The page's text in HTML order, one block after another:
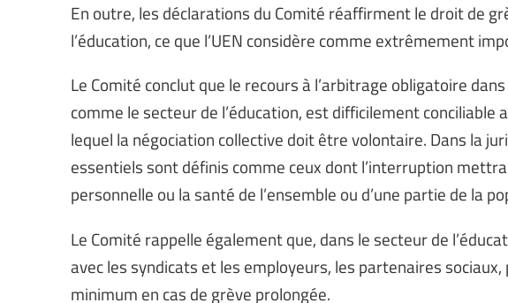
En outre, les déclarations du Comité réaffirment le droit de
l’éducation, ce que l’UEN considère comme extrêmement
Le Comité conclut que le recours à l’arbitrage obligatoire
comme le secteur de l’éducation, est difficilement conciliable
lequel la négociation collective doit être volontaire. Dans la
essentiels sont définis comme ceux dont l’interruption
personnelle ou la santé de l’ensemble ou d’une partie de la
Le Comité rappelle également que, dans le secteur de
avec les syndicats et les employeurs, les partenaires
minimum en cas de grève prolongée.